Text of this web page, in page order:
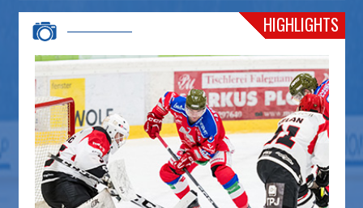
HIGHLIGHTS